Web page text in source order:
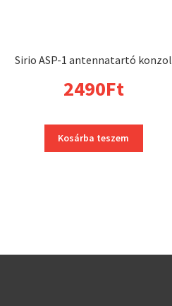
Sirio ASP-1 antennatartó konzol
2490Ft
Kosárba teszem